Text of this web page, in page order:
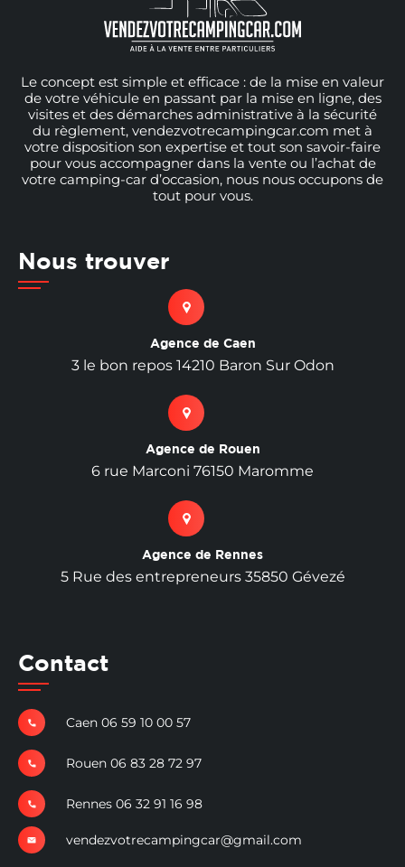
Le concept est simple et efficace : de la mise en valeur
de votre véhicule en passant par la mise en ligne, des
visites et des démarches administrative à la sécurité
du règlement, vendezvotrecampingcar.com met à
votre disposition son expertise et tout son savoir-faire
pour vous accompagner dans la vente ou l’achat de
votre camping-car d’occasion, nous nous occupons de
tout pour vous.
Nous trouver
Agence de Caen
3 le bon repos 14210 Baron Sur Odon
Agence de Rouen
6 rue Marconi 76150 Maromme
Agence de Rennes
5 Rue des entrepreneurs 35850 Gévezé
Contact
Caen 06 59 10 00 57
Rouen 06 83 28 72 97
Rennes 06 32 91 16 98
vendezvotrecampingcar@gmail.com